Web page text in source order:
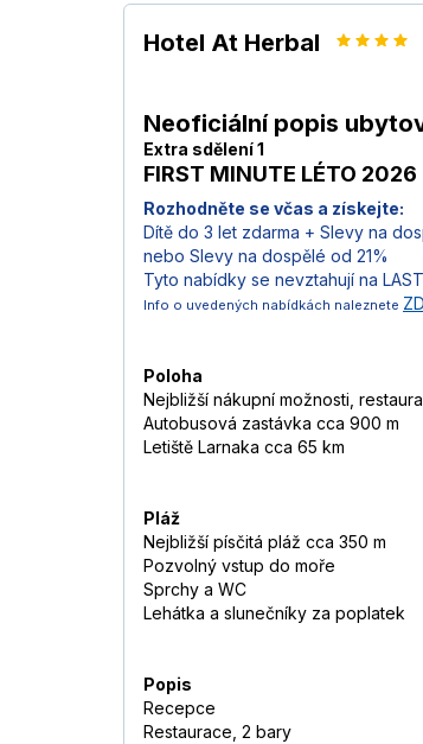
Hotel At Herbal
Neoficiální popis
Extra sdělení 1
FIRST MINUTE LÉTO 2026
Rozhodněte se včas a získejte:
Dítě do 3 let zdarma + Slevy na
nebo Slevy na dospělé od 21%
Tyto nabídky se nevztahují na
Info o uvedených nabídkách naleznete
Poloha
Nejbližší nákupní možnosti,
Autobusová zastávka cca 900 m
Letiště Larnaka cca 65 km
Pláž
Nejbližší písčitá pláž cca 350 m
Pozvolný vstup do moře
Sprchy a WC
Lehátka a slunečníky za poplatek
Popis
Recepce
Restaurace, 2 bary